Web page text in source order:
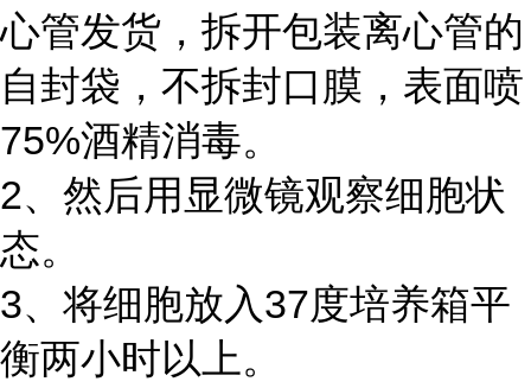
心管发货，拆开包装离心管的
自封袋，不拆封口膜，表面喷
75%酒精消毒。
2、然后用显微镜观察细胞状
态。
3、将细胞放入37度培养箱平
衡两小时以上。